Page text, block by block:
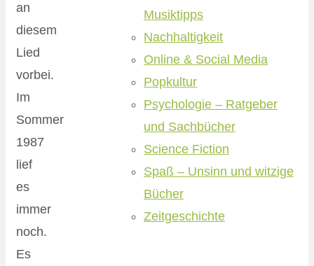
an
diesem
Lied
vorbei.
Im
Sommer
1987
lief
es
immer
noch.
Es
Musiktipps
Nachhaltigkeit
Online & Social Media
Popkultur
Psychologie – Ratgeber
und Sachbücher
Science Fiction
Spaß – Unsinn und witzige
Bücher
Zeitgeschichte